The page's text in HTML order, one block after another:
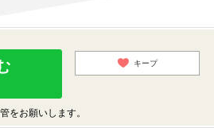
キープ
をお願いします。